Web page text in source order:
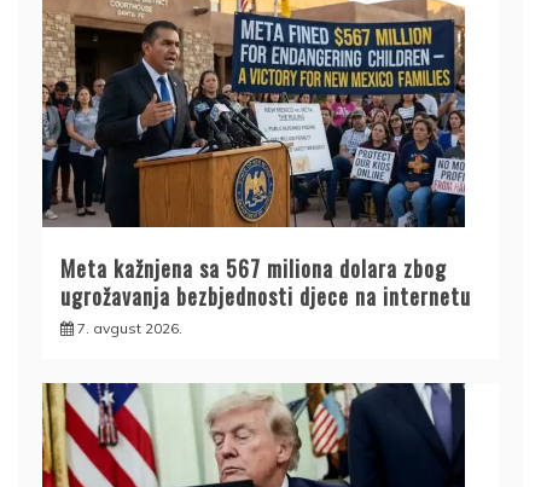
Meta kažnjena sa 567 miliona dolara zbog
ugrožavanja bezbjednosti djece na internetu
7. avgust 2026.